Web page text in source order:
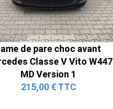
de pare choc avant
Classe V Vito W447
MD Version 1
215,00 € TTC